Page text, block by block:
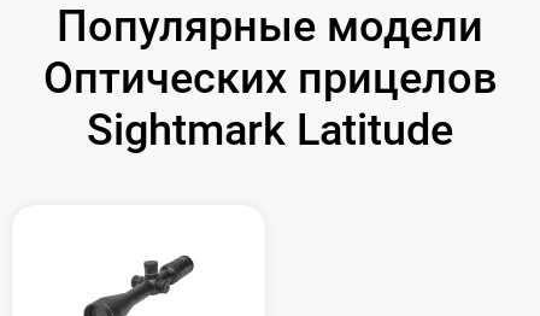
Популярные модели
Оптических прицелов
Sightmark Latitude